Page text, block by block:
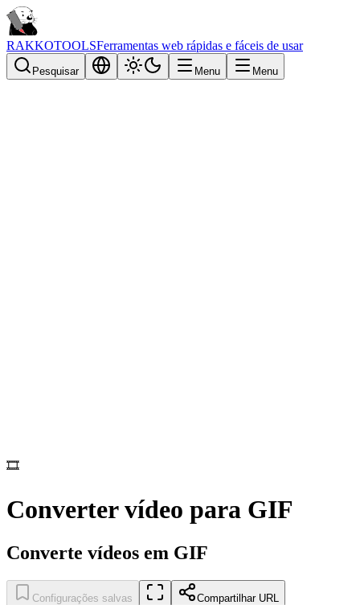
RAKKOTOOLSFerramentas web rápidas e fáceis de usar
Pesquisar Menu Menu
🎞️
Converter vídeo para GIF
Converte vídeos em GIF
Configurações salvas Compartilhar URL